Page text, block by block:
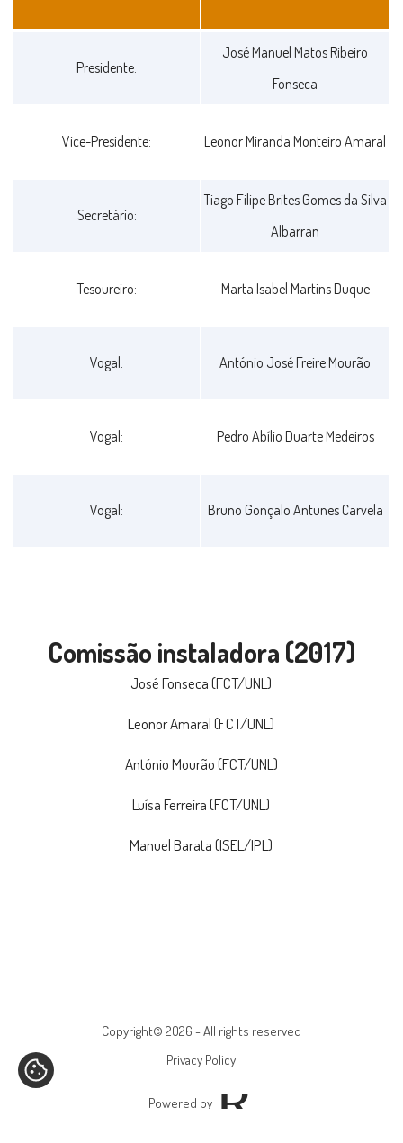
Presidente:
José Manuel Matos Ribeiro
Fonseca
Vice-Presidente: Leonor Miranda Monteiro Amaral
Secretário:
Tiago Filipe Brites Gomes da Silva
Albarran
Tesoureiro: Marta Isabel Martins Duque
Vogal: António José Freire Mourão
Vogal: Pedro Abílio Duarte Medeiros
Vogal: Bruno Gonçalo Antunes Carvela
Comissão instaladora (2017)
José Fonseca (FCT/UNL)
Leonor Amaral (FCT/UNL)
António Mourão (FCT/UNL)
Luísa Ferreira (FCT/UNL)
Manuel Barata (ISEL/IPL)
Copyright© 2026 - All rights reserved
Privacy Policy
Powered by